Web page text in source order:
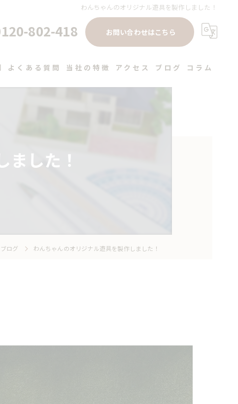
わんちゃんのオリジナル遊具を製作しました！
802-418 お問い合わせはこちら
よくある質問 当社の特徴 アクセス ブログ コラム
した！
ブログ わんちゃんのオリジナル遊具を製作しました！